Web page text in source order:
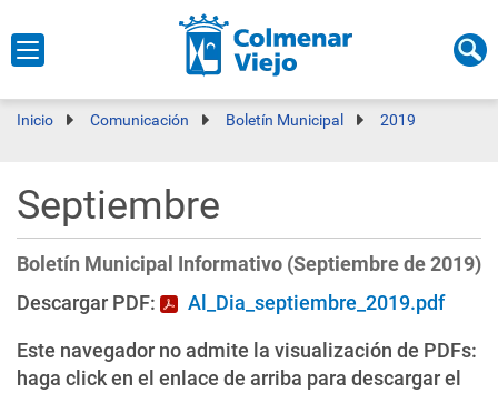
Inicio Comunicación Boletín Municipal 2019
Septiembre
Boletín Municipal Informativo (Septiembre de 2019)
Descargar PDF:
Al_Dia_septiembre_2019.pdf
Este navegador no admite la visualización de PDFs:
haga click en el enlace de arriba para descargar el